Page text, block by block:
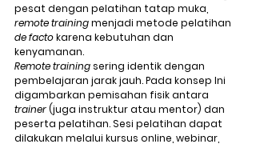
pesat dengan pelatihan tatap muka,
remote training menjadi metode pelatihan
de facto karena kebutuhan dan
kenyamanan.
Remote training sering identik dengan
pembelajaran jarak jauh. Pada konsep Ini
digambarkan pemisahan fisik antara
trainer (juga instruktur atau mentor) dan
peserta pelatihan. Sesi pelatihan dapat
dilakukan melalui kursus online, webinar,